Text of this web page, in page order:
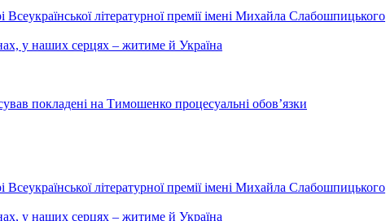
літературної премії імені Михайла Слабошпицького
у наших серцях – житиме й Україна
покладені на Тимошенко процесуальні обов’язки
літературної премії імені Михайла Слабошпицького
у наших серцях – житиме й Україна